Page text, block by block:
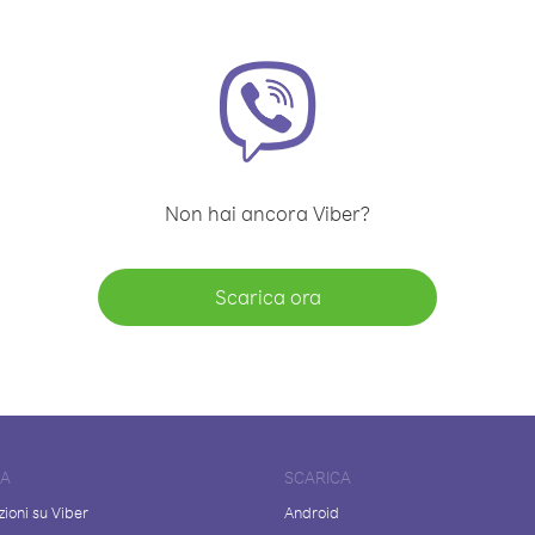
Non hai ancora Viber?
Scarica ora
su Viber
SCARICA
Android